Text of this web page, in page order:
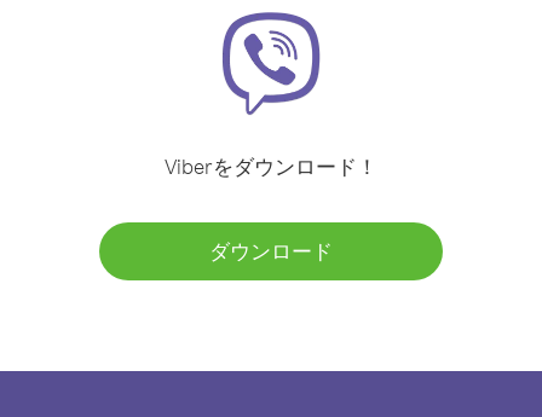
Viberをダウンロード！
ダウンロード